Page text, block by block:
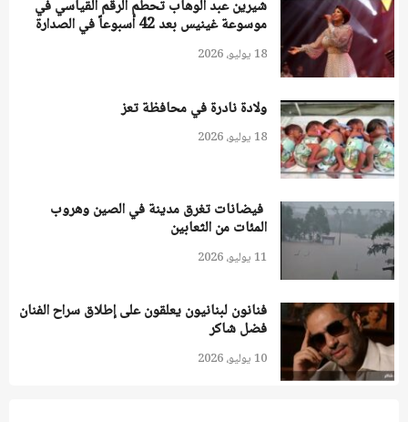
شيرين عبد الوهاب تحطم الرقم القياسي في
موسوعة غينيس بعد 42 أسبوعاً في الصدارة
18 يوليو، 2026
ولادة نادرة في محافظة تعز
18 يوليو، 2026
فيضانات تغرق مدينة في الصين وهروب
المئات من الثعابين
11 يوليو، 2026
فنانون لبنانيون يعلقون على إطلاق سراح الفنان
فضل شاكر
10 يوليو، 2026